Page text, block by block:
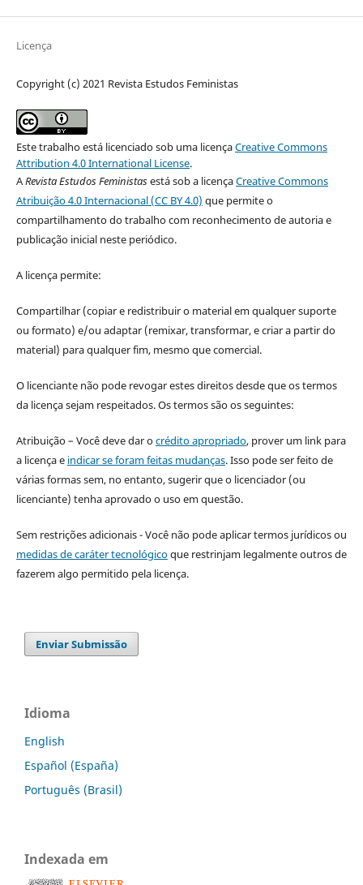
Licença
Copyright (c) 2021 Revista Estudos Feministas
Este trabalho está licenciado sob uma licençaCreative Commons
Attribution 4.0 International License.
ARevista Estudos Feministasestá sob a licençaCreative Commons
Atribuição 4.0 Internacional (CC BY 4.0) que permite o
compartilhamento do trabalho com reconhecimento de autoria e
publicação inicial neste periódico.
A licença permite:
Compartilhar (copiar e redistribuir o material em qualquer suporte
ou formato) e/ou adaptar (remixar, transformar, e criar a partir do
material) para qualquer fim, mesmo que comercial.
O licenciante não pode revogar estes direitos desde que os termos
da licença sejam respeitados. Os termos são os seguintes:
Atribuição – Você deve dar ocrédito apropriado, prover um link para
a licença e indicar se foram feitas mudanças. Isso pode ser feito de
várias formas sem, no entanto, sugerir que o licenciador (ou
licenciante) tenha aprovado o uso em questão.
Sem restrições adicionais - Você não pode aplicar termos jurídicos ou
medidas de caráter tecnológicoque restrinjam legalmente outros de
fazerem algo permitido pela licença.
Enviar Submissão
Idioma
English
Español (España)
Português (Brasil)
Indexada em